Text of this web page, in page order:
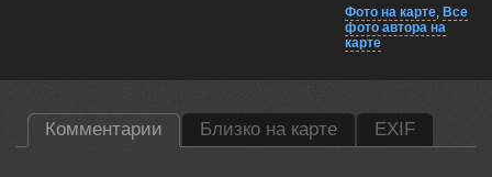
Фото на карте, Все
фото автора на
карте
Комментарии Близко на карте EXIF